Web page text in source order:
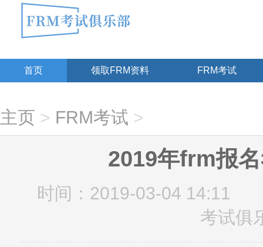
首页 领取FRM资料 FRM考试
主页 > FRM考试 >
2019年frm报
时间：2019-03-04 14:11
考试俱